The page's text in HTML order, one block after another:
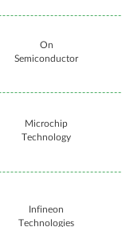
On
Semiconductor
Microchip
Technology
Infineon